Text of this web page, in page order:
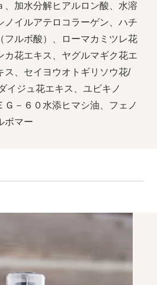
、加水分解ヒアルロン酸、水溶
ノイルアテロコラーゲン、ハチ
フルボ酸）、ローマカミツレ花
カ花エキス、ヤグルマギク花エ
ス、セイヨウオトギリソウ花/
イジュ花エキス、ユビキノ
Ｇ－６０水添ヒマシ油、フェノ
ボマー